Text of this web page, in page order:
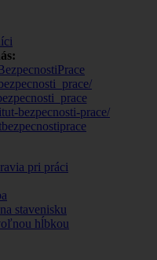
pri práci
stavenisku
hĺbkou